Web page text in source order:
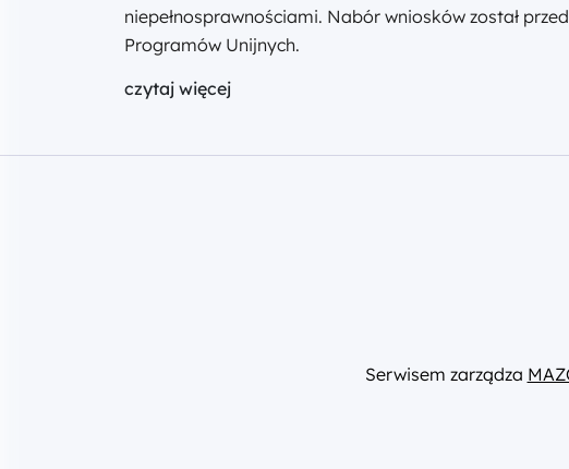
niepełnosprawnościami. Nabór wniosków został
Programów Unijnych.
czytaj więcej
Serwisem zarządza